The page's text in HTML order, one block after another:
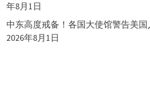
年8月1日
中东高度戒备！各国大使馆警告美国
2026年8月1日